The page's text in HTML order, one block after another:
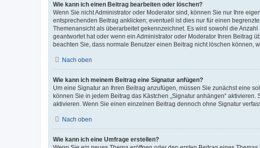
Wie kann ich einen Beitrag bearbeiten oder löschen?
Wenn Sie nicht Administrator oder Moderator sind, können Sie nur Ihre
entsprechenden Beitrag anklicken; eventuell ist dies nur für einen
Themenansicht als überarbeitet gekennzeichnet. Es wird sowohl die
geantwortet hat oder wenn ein Administrator oder Moderator Ihren Beitrag
beachten Sie, dass normale Benutzer einen Beitrag nicht löschen können,
Nach oben
Wie kann ich meinem Beitrag eine Signatur anfügen?
Um eine Signatur an Ihren Beitrag anzufügen, müssen Sie zunächst eine
können Sie in jedem Beitrag das Kästchen „Signatur anhängen“
aktivieren. Wenn Sie einen einzelnen Beitrag dennoch ohne Signatur
Nach oben
Wie kann ich eine Umfrage erstellen?